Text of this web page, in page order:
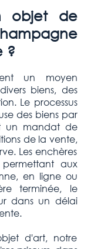
objet de
?
un moyen
biens, des
Le processus
des biens par
un mandat de
de la vente,
Les enchères
aux
en ligne ou
terminée, le
dans un délai
d'art, notre